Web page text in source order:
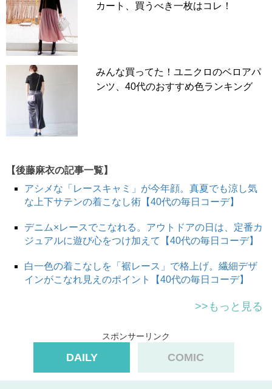
カート、買うべき一枚はコレ！
みんな買ってた！ユニクロのベロアパ
ンツ、40代のおすすめ色ランキング
【後藤麻衣の記事一覧】
アシメな「レースキャミ」が今年顔。真夏でも涼し気
な上下サテンの着こなし術【40代の毎日コーデ】
デニム×レースでこなれる。アウトドアの日は、定番カ
ジュアルに遊び心をつけ加えて【40代の毎日コーデ】
白一色の着こなしを「裾レース」で格上げ。繊細デザ
インがこなれ見えのポイント【40代の毎日コーデ】
>>もっと見る
スポンサーリンク
DAILY COMIC